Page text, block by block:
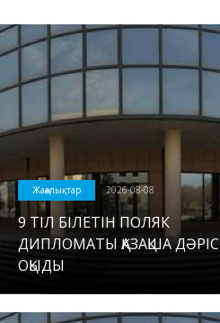
Жаңалықтар 2026-08-08
9 ТІЛ БІЛЕТІН ПОЛЯК
ДИПЛОМАТЫ ҚАЗАҚША ДӘРІС
ОҚЫДЫ